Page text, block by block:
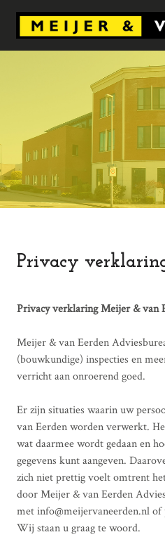
Privacy
Privacy verklaring Meijer & van
Meijer & van Eerden
(bouwkundige) inspecties en
verricht aan onroerend goed.
Er zijn situaties waarin uw
van Eerden worden verwerkt.
wat daarmee wordt gedaan en
gegevens kunt aangeven.
zich niet prettig voelt omtrent
door Meijer & van Eerden
met info@meijervaneerden.nl of
Wij staan u graag te woord.